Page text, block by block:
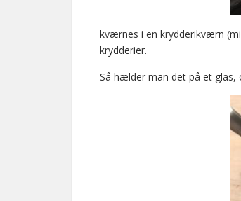
kværnes i en krydderikværn
krydderier.
Så hælder man det på et glas,